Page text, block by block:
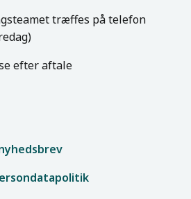
træffes på telefon
efter aftale